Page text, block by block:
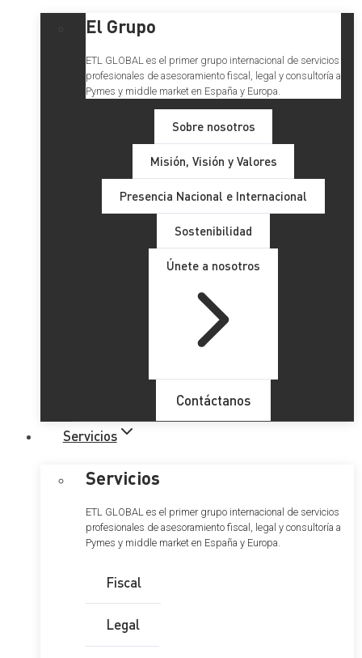
El Grupo
ETL GLOBAL es el primer grupo internacional de servicios
profesionales de asesoramiento fiscal, legal y consultoría a
Pymes y middle market en España y Europa.
Sobre nosotros
Misión, Visión y Valores
Presencia Nacional e Internacional
Sostenibilidad
Únete a nosotros
Contáctanos
Servicios
Servicios
ETL GLOBAL es el primer grupo internacional de servicios
profesionales de asesoramiento fiscal, legal y consultoría a
Pymes y middle market en España y Europa.
Fiscal
Legal